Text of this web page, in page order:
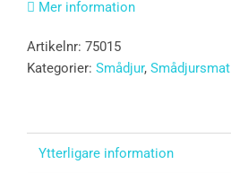
Mer information
Artikelnr: 75015
Kategorier: Smådjur, Smådjursmat
Ytterligare information